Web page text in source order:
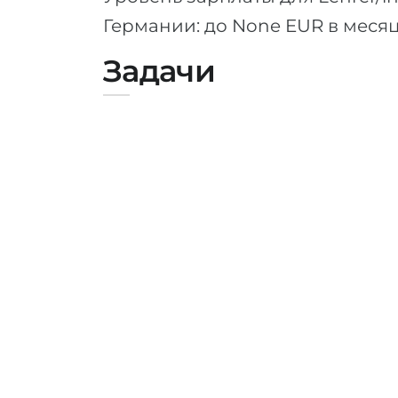
Германии: до None EUR в
Задачи